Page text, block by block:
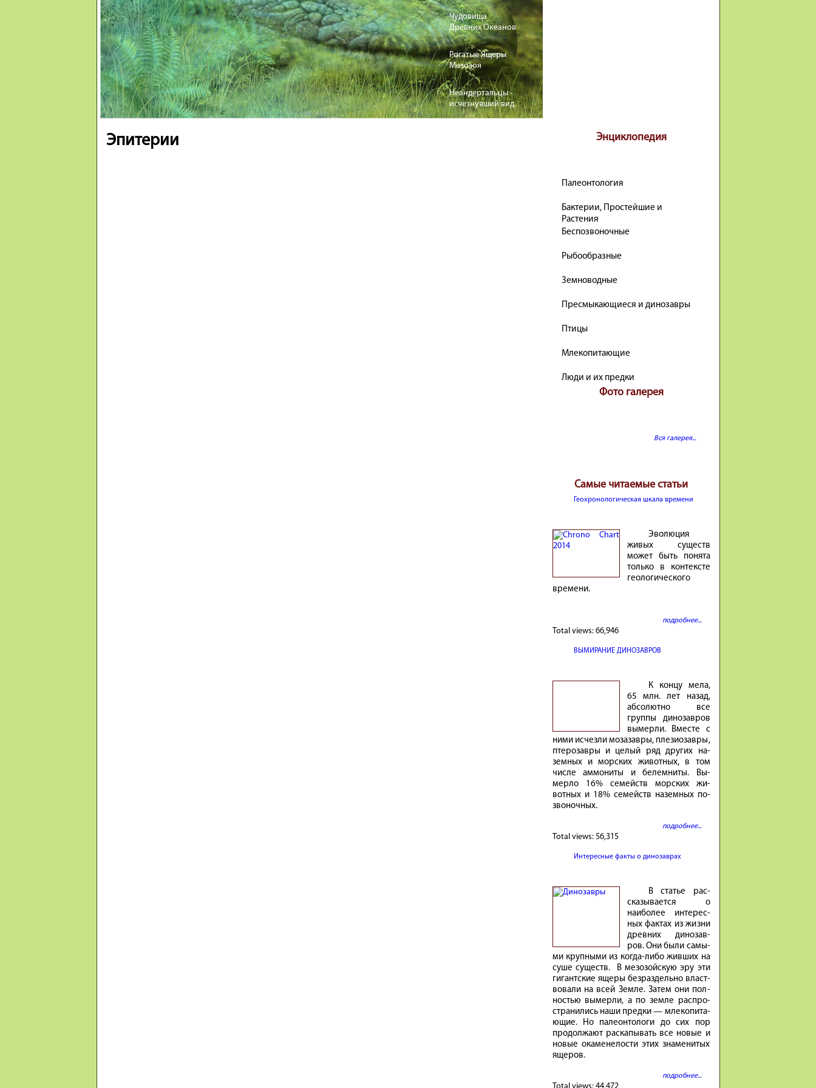
Чудовища
Древних Океанов
Рогатые Ящеры
Мезозоя
Неандертальцы -
исчезнувший вид.
Энциклопедия
Палеонтология
Бактерии, Простейшие и
Растения
Беспозвоночные
Рыбообразные
Земноводные
Пресмыкающиеся и динозавры
Птицы
Млекопитающие
Люди и их предки
Фото галерея
Вся галерея...
Самые читаемые статьи
Геохронологическая шкала времени
Эволюция
живых существ
может быть понята
только в контексте
геологического
времени.
подробнее...
Total views: 66,946
ВЫМИРАНИЕ ДИНОЗАВРОВ
К концу мела,
65 млн. лет на­зад,
аб­со­лютно все
группы ди­но­завров
вы­мерли. Вместе с
ними ис­чезли мо­за­завры, пле­зио­завры,
птеро­завры и це­лый ряд других на­
земных и мор­ских жи­вотных, в том
числе ам­мо­ниты и бе­лем­ниты. Вы­
мерло 16% се­мейств мор­ских жи­
вотных и 18% се­мейств на­земных по­
зво­ночных.
подробнее...
Total views: 56,315
Интересные факты о динозаврах
В ста­тье рас­
ска­зы­ва­ется о
наибо­лее инте­рес­
ных фак­тах из жиз­ни
древ­них ди­но­зав­
ров. Они бы­ли са­мы­
ми круп­ны­ми из ко­гда-либо жив­ших на
су­ше су­ществ. В ме­зо­зой­скую эру эти
ги­гант­ские яще­ры без­раз­дель­но власт­
во­ва­ли на всей Зем­ле. За­тем они пол­
но­стью вы­мер­ли, а по зем­ле рас­про­
стра­ни­лись на­ши пред­ки — мле­ко­пи­та­
ю­щие. Но па­ле­он­то­ло­ги до сих пор
про­дол­жа­ют рас­ка­пы­вать все но­вые и
но­вые ока­мене­ло­сти этих зна­ме­ни­тых
яще­ров.
подробнее...
Эпитерии